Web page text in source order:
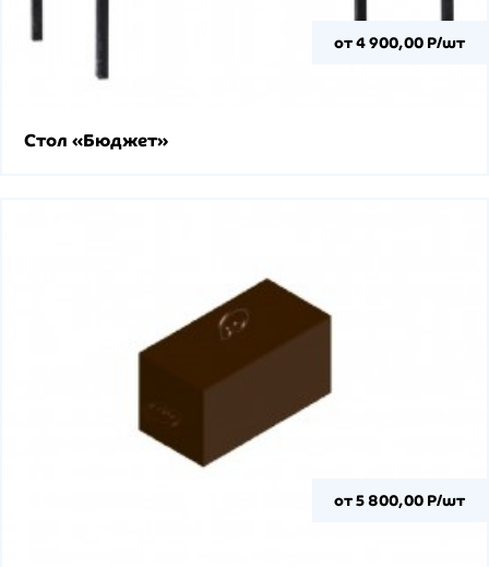
от 4 900,00 Р/шт
Стол «Бюджет»
от 5 800,00 Р/шт